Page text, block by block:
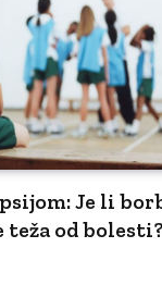
Je li
od bolesti?